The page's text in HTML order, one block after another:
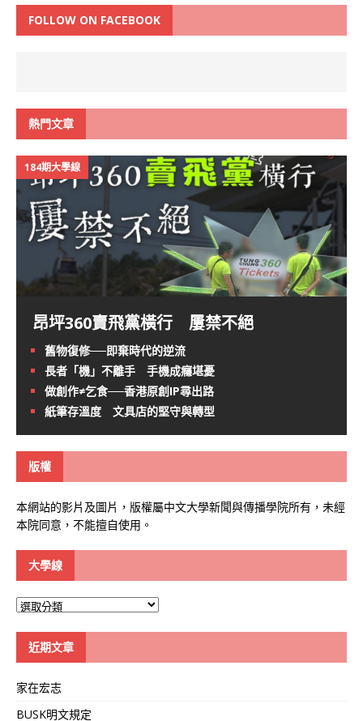
FOLLOW ON FACEBOOK
熱門文章
184期大學線
昂坪360賣飛黨橫行 屢禁不絕
舊物復修──即棄時代的逆流
長者「機」不離手 手機成癮堪憂
做創作≠乞食──香港原創IP尋出路
紙筆存溫度 文具店的堅守與轉型
版權
本網站的影片及圖片，版權屬中文大學新聞與傳播學院所有，未經
本院同意，不能擅自使用。
大學線
大
近期文章
家在宏志
BUSK明文規定